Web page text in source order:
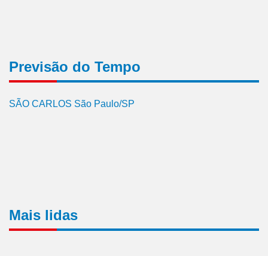
Previsão do Tempo
SÃO CARLOS São Paulo/SP
Mais lidas